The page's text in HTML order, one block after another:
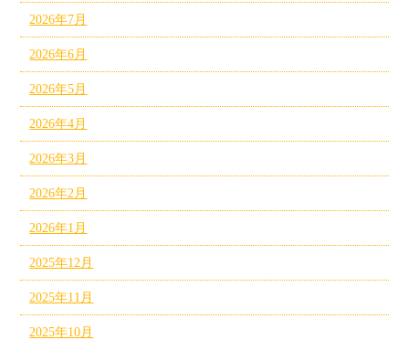
2026年7月
2026年6月
2026年5月
2026年4月
2026年3月
2026年2月
2026年1月
2025年12月
2025年11月
2025年10月